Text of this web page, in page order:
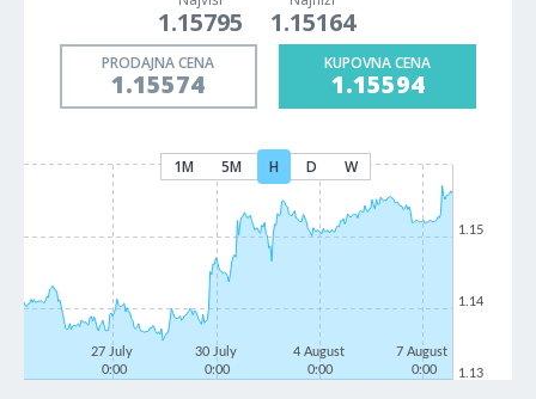
1.15795 1.15164
PRODAJNA CENA
1.15574
KUPOVNA CENA
1.15594
1M 5M H D W
27 July
0:00
30 July
0:00
4 August
0:00
7 August
0:00
1.13
1.14
1.15